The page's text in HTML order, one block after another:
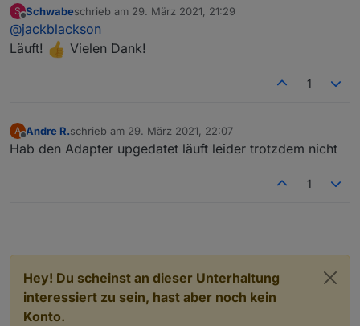
entfernen müssen, da die Meteoalarmseite hier
Probleme macht. Aber man muss dies ja nur
einmal erzeugen, sollte möglich sein. Bitte gebt
S
Offline
Schwabeschrieb am 29. März 2021, 21:29
zuletzt editiert von
@jackblackson
Läuft!
Vielen Dank!
1
A
Offline
Andre R.schrieb am 29. März 2021, 22:07
zuletzt editiert von
Hab den Adapter upgedatet läuft leider trotzdem nicht
1
Hey! Du scheinst an dieser Unterhaltung
interessiert zu sein, hast aber noch kein
Konto.